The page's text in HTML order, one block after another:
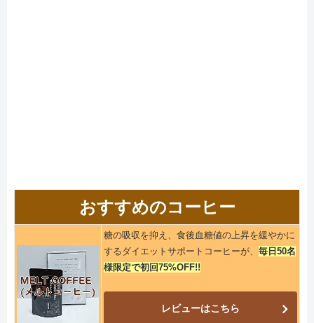
おすすめのコーヒー
糖の吸収を抑え、食後血糖値の上昇を緩やかに
するダイエットサポートコーヒーが、 毎日50名
様限定で初回75%OFF!!
レビューはこちら